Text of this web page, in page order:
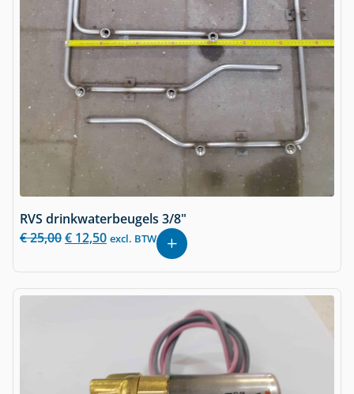
RVS drinkwaterbeugels 3/8"
€25,00€ 12,50 excl. BTW